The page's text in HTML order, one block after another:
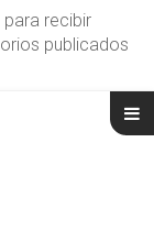
para recibir
publicados